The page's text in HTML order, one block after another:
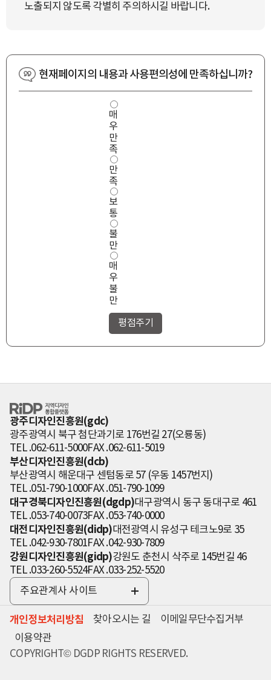
노출되지 않도록 각별히 주의하시길 바랍니다.
현재페이지의 내용과 사용편의성에 만족하십니까?
사
용
편
의
성
만
족
도
매
우
만
족
만
족
보
통
불
만
매
우
불
만
RiDP 지역디자
인 통합플랫폼
광주디자인진흥원(gdc)
광주광역시 북구 첨단과기로 176번길 27(오룡동)
TEL .062-611-5000FAX .062-611-5019
부산디자인진흥원(dcb)
부산광역시 해운대구 센텀동로 57 (우동 1457번지)
TEL .051-790-1000FAX .051-790-1099
대구경북디자인진흥원(dgdp)대구광역시 동구 동대구로 461
TEL .053-740-0073FAX .053-740-0000
대전디자인진흥원(didp)대전광역시 유성구 테크노9로 35
TEL .042-930-7801FAX .042-930-7809
강원디자인진흥원(gidp)강원도 춘천시 삭주로 145번길 46
TEL .033-260-5524FAX .033-252-5520
주요관계사 사이트
전
체
보
개인정보처리방침 찾아오시는 길
이메일무단수집거부
이용약관
COPYRIGHT© DGDP RIGHTS RESERVED.